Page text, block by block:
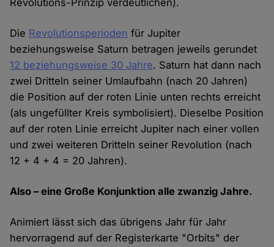
Revolutions-Prinzip verdeutlichen).
Die Revolutionsperioden für Jupiter
beziehungsweise Saturn betragen jeweils gerundet
12 beziehungsweise 30 Jahre. Saturn hat dann nach
zwei Dritteln seiner Umlaufbahn (nach 20 Jahren)
die Position auf der roten Linie unten rechts erreicht
(als ungefüllter Kreis symbolisiert). Dieselbe Position
auf der roten Linie erreicht Jupiter nach einer vollen
und zwei weiteren Dritteln seiner Revolution (nach
12 + 4 + 4 = 20 Jahren).
Also – eine Große Konjunktion alle zwanzig Jahre.
Animiert lässt sich das übrigens Jahr für Jahr
hervorragend auf der Registerkarte "Orbits" der